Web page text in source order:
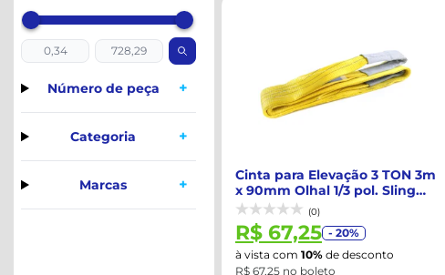
Número de peça +
Categoria +
Marcas +
Cinta para Elevação 3 TON 3m
x 90mm Olhal 1/3 pol. Sling
Ama...
(0)
R$ 67,25 - 20%
à vista com 10% de desconto
R$ 67,25 no boleto